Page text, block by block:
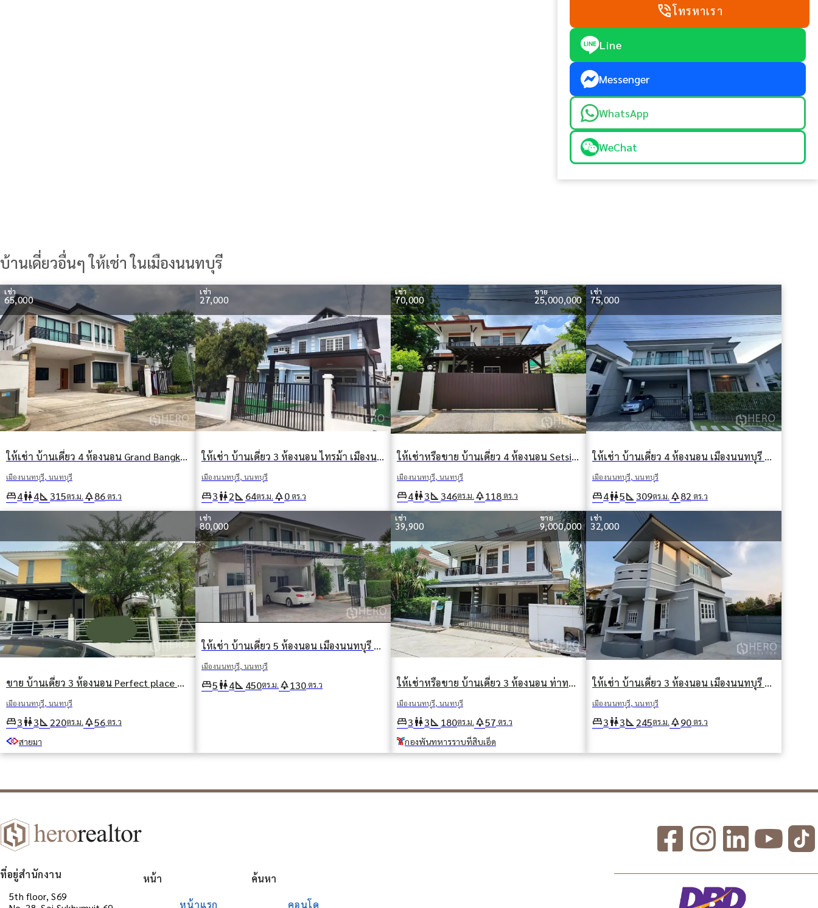
phone_in_talkโทรหาเรา
Line
Messenger
WhatsApp
WeChat
บ้านเดี่ยวอื่นๆ ให้เช่า ในเมืองนนทบุรี
เช่า
65,000
ให้เช่า บ้านเดี่ยว 4 ห้องนอน Grand Bangkok Boulevard ราชพฤกษ์-รัตนธิเบศร์ บางรักน้อย เมืองนนทบุรี นนทบุรี
เมืองนนทบุรี, นนทบุรี
king_bed4wc4square_foot 315ตร.ม. park86 ตร.ว
เช่า
27,000
ให้เช่า บ้านเดี่ยว 3 ห้องนอน ไทรม้า เมืองนนทบุรี นนทบุรี
เมืองนนทบุรี, นนทบุรี
king_bed3wc2square_foot 64ตร.ม. park0 ตร.ว
เช่า
70,000
ขาย
25,000,000
ให้เช่าหรือขาย บ้านเดี่ยว 4 ห้องนอน Setsiri Prachachuen Resident 1 (เศรษฐสิริ ประชาชื่น เรสซิเดนท์1) เมืองนนทบุรี นนทบุรี
เมืองนนทบุรี, นนทบุรี
king_bed4wc3square_foot 346ตร.ม. park118 ตร.ว
เช่า
75,000
ให้เช่า บ้านเดี่ยว 4 ห้องนอน เมืองนนทบุรี นนทบุรี
เมืองนนทบุรี, นนทบุรี
king_bed4wc5square_foot 309ตร.ม. park82 ตร.ว
ขาย บ้านเดี่ยว 3 ห้องนอน Perfect place Rattanathibet-Saima Station (เพอร์เฟ็กต์เพลส รัตนธิเบต) บางรักน้อย เมืองนนทบุรี นนทบุรี
เมืองนนทบุรี, นนทบุรี
king_bed3wc3square_foot 220ตร.ม. park56 ตร.ว
สายมา
เช่า
80,000
ให้เช่า บ้านเดี่ยว 5 ห้องนอน เมืองนนทบุรี นนทบุรี
เมืองนนทบุรี, นนทบุรี
king_bed5wc4square_foot 450ตร.ม. park130 ตร.ว
เช่า
39,900
ขาย
9,000,000
ให้เช่าหรือขาย บ้านเดี่ยว 3 ห้องนอน ท่าทราย เมืองนนทบุรี นนทบุรี BTS กองพันทหารราบที่สิบเอ็ด
เมืองนนทบุรี, นนทบุรี
king_bed3wc3square_foot 180ตร.ม. park57 ตร.ว
กองพันทหารราบที่สิบเอ็ด
เช่า
32,000
ให้เช่า บ้านเดี่ยว 3 ห้องนอน เมืองนนทบุรี นนทบุรี
เมืองนนทบุรี, นนทบุรี
king_bed3wc3square_foot 245ตร.ม. park90 ตร.ว
ที่อยู่สำนักงาน
5th floor, S69
หน้า
หน้าแรก
ค้นหา
คอนโด